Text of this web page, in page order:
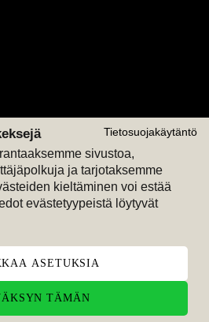
Tietosuojakäytäntö
sivustoa,
ja tarjotaksemme
kieltäminen voi estää
evästetyypeistä löytyvät
ASETUKSIA
TÄMÄN
Seuraa meitä